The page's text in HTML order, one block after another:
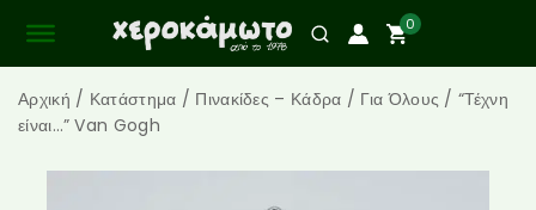
0
Αρχική / Κατάστημα / Πινακίδες – Κάδρα / Για Όλους / “Τέχνη
είναι…” Van Gogh